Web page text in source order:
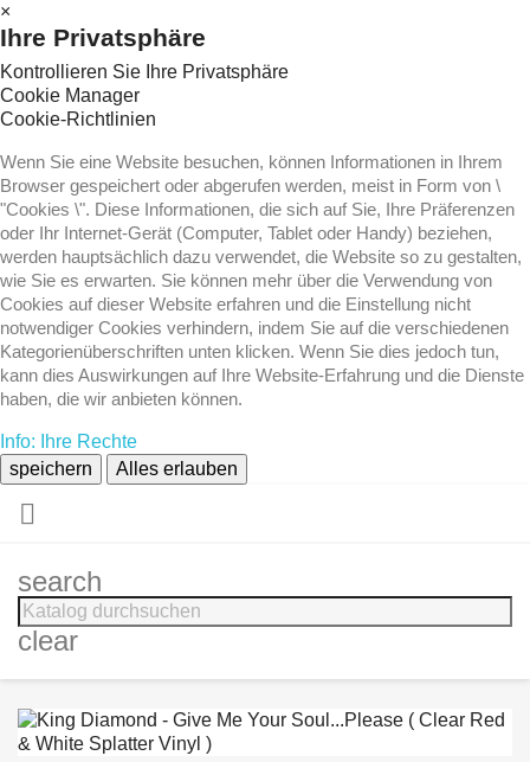
×
Ihre Privatsphäre
Kontrollieren Sie Ihre Privatsphäre
Cookie Manager
Cookie-Richtlinien
Wenn Sie eine Website besuchen, können Informationen in Ihrem
Browser gespeichert oder abgerufen werden, meist in Form von \
"Cookies \". Diese Informationen, die sich auf Sie, Ihre Präferenzen
oder Ihr Internet-Gerät (Computer, Tablet oder Handy) beziehen,
werden hauptsächlich dazu verwendet, die Website so zu gestalten,
wie Sie es erwarten. Sie können mehr über die Verwendung von
Cookies auf dieser Website erfahren und die Einstellung nicht
notwendiger Cookies verhindern, indem Sie auf die verschiedenen
Kategorienüberschriften unten klicken. Wenn Sie dies jedoch tun,
kann dies Auswirkungen auf Ihre Website-Erfahrung und die Dienste
haben, die wir anbieten können.
Info: Ihre Rechte
speichern
Alles erlauben

search
clear